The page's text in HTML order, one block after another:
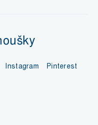
Instagram Pinterest